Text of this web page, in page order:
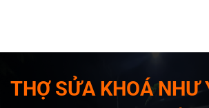
THỢ SỬA KHOÁ NHƯ